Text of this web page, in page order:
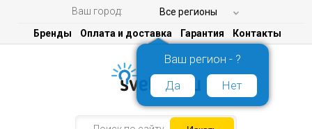
Ваш город: Все регионы
Ваш регион - ?
Да
Нет
Бренды Оплата и доставка Гарантия Контакты